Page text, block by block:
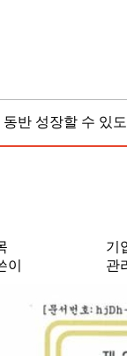
반 성장할 수 있
기
이
관